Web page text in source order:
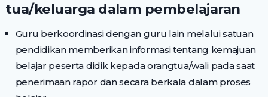
tua/keluarga dalam pembelajaran
Guru berkoordinasi dengan guru lain melalui satuan
pendidikan memberikan informasi tentang kemajuan
belajar peserta didik kepada orangtua/wali pada saat
penerimaan rapor dan secara berkala dalam proses